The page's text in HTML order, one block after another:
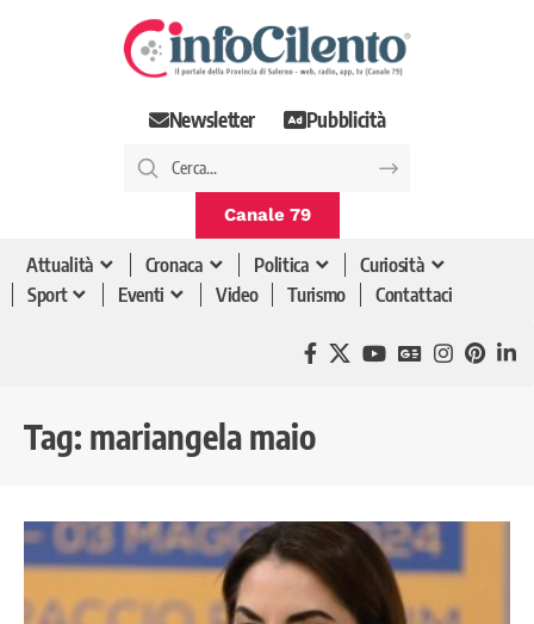
Newsletter Pubblicità
Canale 79
Attualità Cronaca Politica
Curiosità
Sport
Eventi Video Turismo Contattaci
Tag: mariangela maio